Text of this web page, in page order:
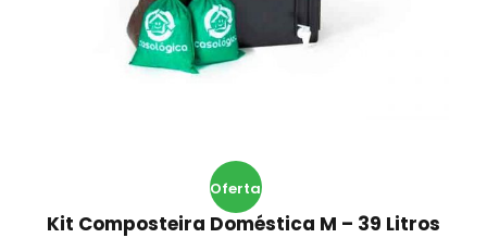
Oferta
Kit Composteira Doméstica M – 39 Litros